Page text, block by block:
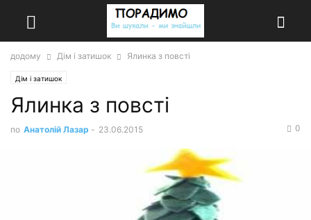
додому Дім і затишок Ялинка з повсті
Дім і затишок
Ялинка з повсті
по Анатолій Лазар - 23.06.2015 0